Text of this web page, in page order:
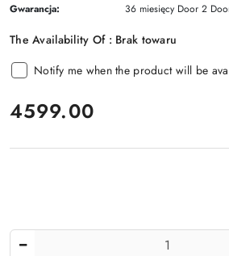
Gwarancja:
36 miesięcy Door 2
The Availability Of : Brak towaru
Notify me when the product will be
price:
4599.00